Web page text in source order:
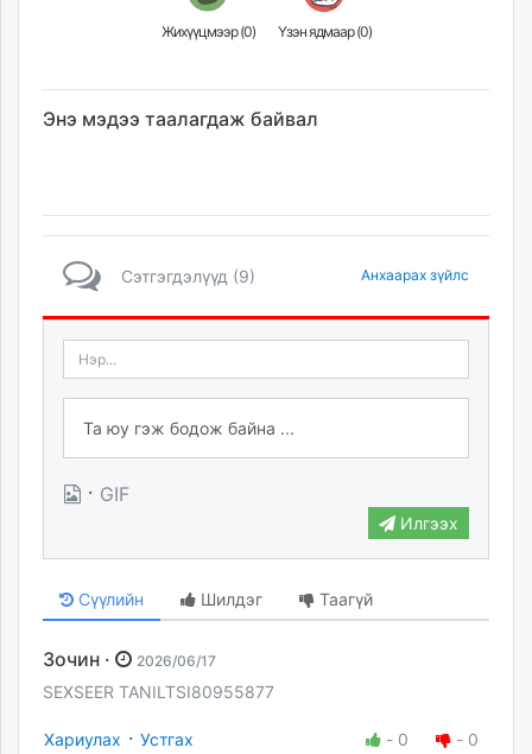
Жихүүцмээр (0) Үзэн ядмаар (0)
Энэ мэдээ таалагдаж байвал
Сэтгэгдэлүүд (9) Анхаарах зүйлс
· GIF
Илгээх
Сүүлийн Шилдэг Таагүй
Зочин · 2026/06/17
SEXSEER TANILTSI80955877
Хариулах · Устгах - 0 - 0